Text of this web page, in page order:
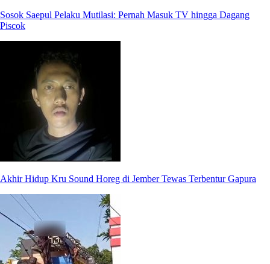
Sosok Saepul Pelaku Mutilasi: Pernah Masuk TV hingga Dagang
Piscok
Akhir Hidup Kru Sound Horeg di Jember Tewas Terbentur Gapura